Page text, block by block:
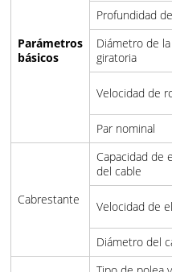
Parámetros
básicos
Profundidad
Diámetro de
giratoria
Velocidad de
Par nominal
Cabrestante
Capacidad de
del cable
Velocidad de
Diámetro del